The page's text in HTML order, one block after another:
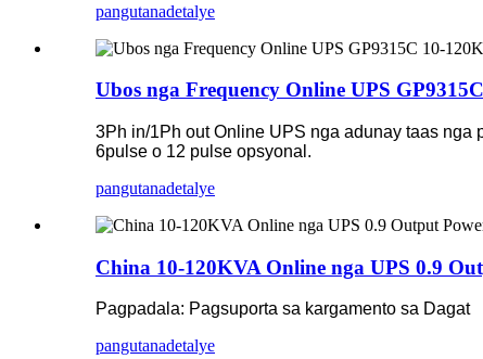
pangutanadetalye
Ubos nga Frequency Online UPS
3Ph in/1Ph out Online UPS nga adunay taas nga
6pulse o 12 pulse opsyonal.
pangutanadetalye
China 10-120KVA Online nga UPS 0.9
Pagpadala: Pagsuporta sa kargamento sa Dagat
pangutanadetalye